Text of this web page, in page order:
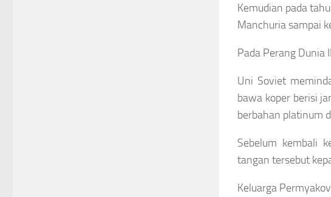
Kemudian pada
Manchuria sampai
Pada Perang Dunia
Uni Soviet
bawa koper berisi
berbahan platinum
Sebelum kembali
tangan tersebut
Keluarga